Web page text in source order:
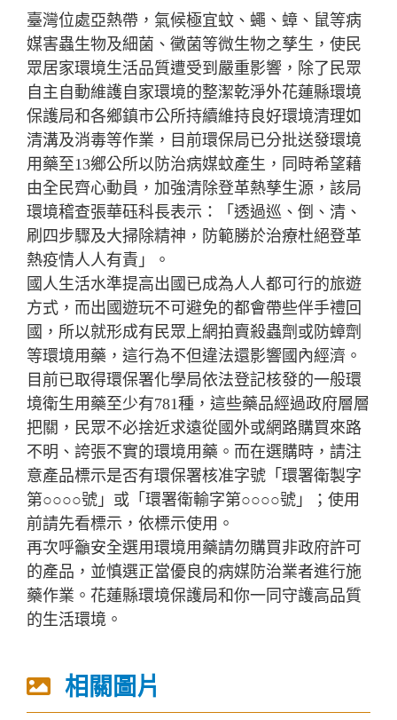
臺灣位處亞熱帶，氣候極宜蚊、蠅、蟑、鼠等病
媒害蟲生物及細菌、黴菌等微生物之孳生，使民
眾居家環境生活品質遭受到嚴重影響，除了民眾
自主自動維護自家環境的整潔乾淨外花蓮縣環境
保護局和各鄉鎮市公所持續維持良好環境清理如
清溝及消毒等作業，目前環保局已分批送發環境
用藥至13鄉公所以防治病媒蚊產生，同時希望藉
由全民齊心動員，加強清除登革熱孳生源，該局
環境稽查張華砡科長表示：「透過巡、倒、清、
刷四步驟及大掃除精神，防範勝於治療杜絕登革
熱疫情人人有責」。
國人生活水準提高出國已成為人人都可行的旅遊
方式，而出國遊玩不可避免的都會帶些伴手禮回
國，所以就形成有民眾上網拍賣殺蟲劑或防蟑劑
等環境用藥，這行為不但違法還影響國內經濟。
目前已取得環保署化學局依法登記核發的一般環
境衛生用藥至少有781種，這些藥品經過政府層層
把關，民眾不必捨近求遠從國外或網路購買來路
不明、誇張不實的環境用藥。而在選購時，請注
意產品標示是否有環保署核准字號「環署衛製字
第○○○○號」或「環署衛輸字第○○○○號」；使用
前請先看標示，依標示使用。
再次呼籲安全選用環境用藥請勿購買非政府許可
的產品，並慎選正當優良的病媒防治業者進行施
藥作業。花蓮縣環境保護局和你一同守護高品質
的生活環境。
相關圖片